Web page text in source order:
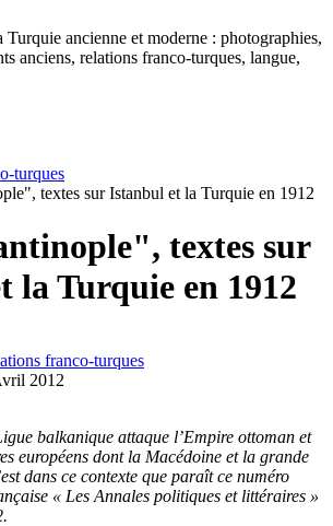
Turquie ancienne et moderne : photographies,
anciens, relations franco-turques, langue,
turques
textes sur Istanbul et la Turquie en 1912
textes sur
la Turquie en 1912
franco-turques
2012
balkanique attaque l’Empire ottoman et
européens dont la Macédoine et la grande
dans ce contexte que paraît ce numéro
« Les Annales politiques et littéraires »